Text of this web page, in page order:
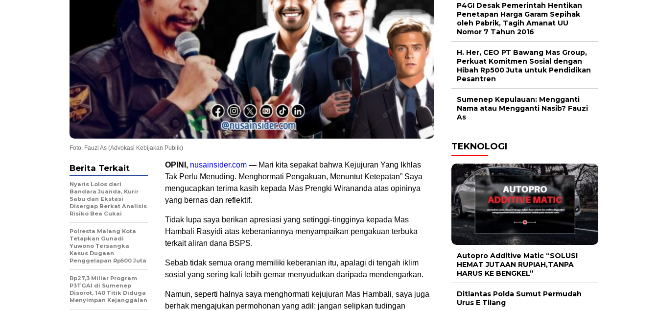
Foto. Fauzi As (Advokasi Kebijakan Publik)
OPINI, nusainsider.com — Mari kita sepakat bahwa Kejujuran Yang Ikhlas
Tak Perlu Menuding. Menghormati Pengakuan, Menuntut Ketepatan” Saya
mengucapkan terima kasih kepada Mas Prengki Wirananda atas opininya
yang bernas dan reflektif.
Tidak lupa saya berikan apresiasi yang setinggi-tingginya kepada Mas
Hambali Rasyidi atas keberaniannya menyampaikan pengakuan terbuka
terkait aliran dana BSPS.
Sebab tidak semua orang memiliki keberanian itu, apalagi di tengah iklim
sosial yang sering kali lebih gemar menyudutkan daripada mendengarkan.
Namun, seperti halnya saya menghormati kejujuran Mas Hambali, saya juga
berhak mengajukan permohonan yang adil: jangan selipkan tudingan
Berita Terkait
Nyaris Lolos dari
Bandara Juanda, Kurir
Sabu dan Ekstasi
Disergap Berkat Analisis
Risiko Bea Cukai
Polresta Malang Kota
Tetapkan Gunadi
Yuwono Tersangka
Kasus Dugaan
Penggelapan Rp500 Juta
Rp27,3 Miliar Program
P3TGAI di Sumenep
Disorot, 140 Titik Diduga
Menyimpan Kejanggalan
P4GI Desak Pemerintah Hentikan
Penetapan Harga Garam Sepihak
oleh Pabrik, Tagih Amanat UU
Nomor 7 Tahun 2016
H. Her, CEO PT Bawang Mas Group,
Perkuat Komitmen Sosial dengan
Hibah Rp500 Juta untuk Pendidikan
Pesantren
Sumenep Kepulauan: Mengganti
Nama atau Mengganti Nasib? Fauzi
As
TEKNOLOGI
Autopro Additive Matic “SOLUSI
HEMAT JUTAAN RUPIAH,TANPA
HARUS KE BENGKEL”
Ditlantas Polda Sumut Permudah
Urus E Tilang